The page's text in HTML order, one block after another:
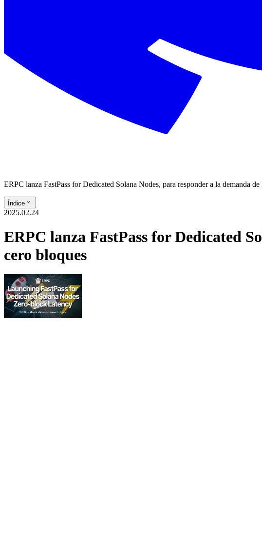
ERPC lanza FastPass for Dedicated Solana Nodes, para responder a la demanda
Índice
2025.02.24
ERPC lanza FastPass for Dedicated
cero bloques